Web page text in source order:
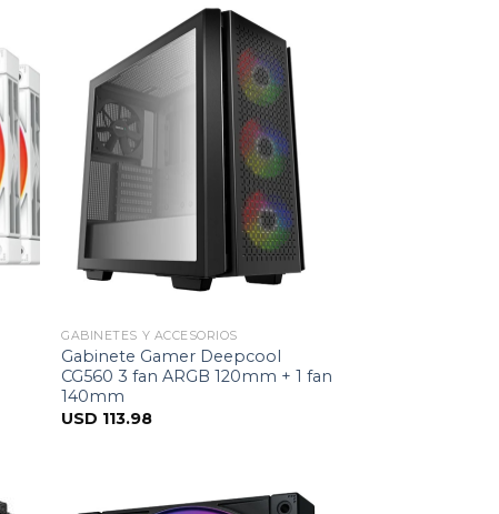
GABINETES Y ACCESORIOS
Gabinete Gamer Deepcool
CG560 3 fan ARGB 120mm + 1 fan
140mm
USD 113.98